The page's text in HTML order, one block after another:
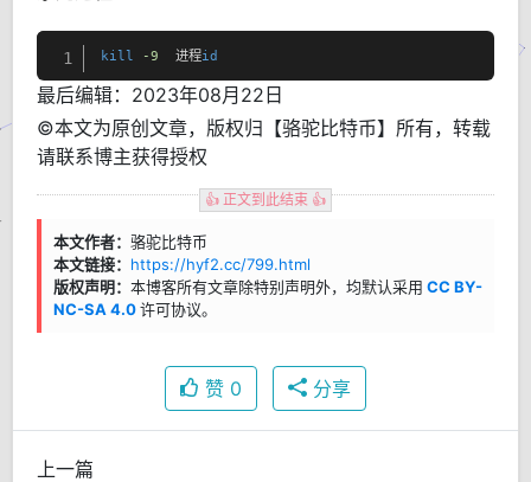
1 kill -9
  进程
id
最后编辑：2023年08月22日
©本文为原创文章，版权归【骆驼比特币】所有，转载
请联系博主获得授权
👍 正文到此结束 👍
本文作者： 骆驼比特币
本文链接： https://hyf2.cc/799.html
版权声明： 本博客所有文章除特别声明外，均默认采用 CC BY-
NC-SA 4.0许可协议。
赞 0 分享
上一篇